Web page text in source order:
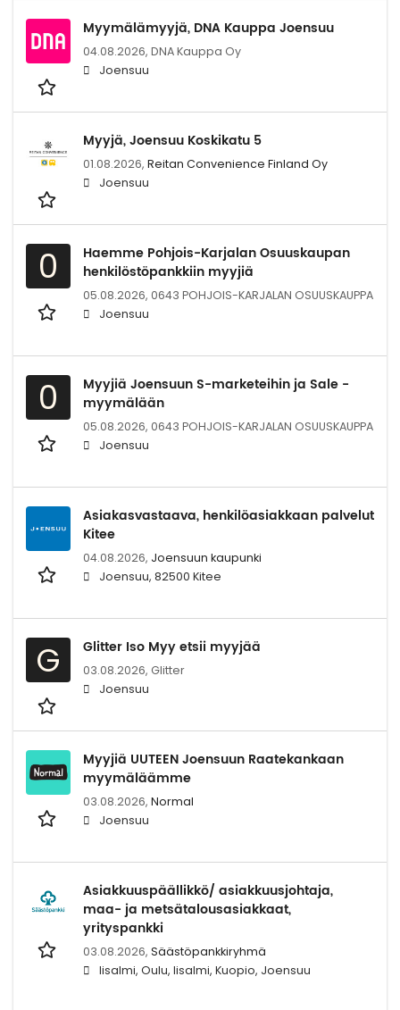
Myymälämyyjä, DNA Kauppa Joensuu
04.08.2026, DNA Kauppa Oy
Joensuu
Myyjä, Joensuu Koskikatu 5
01.08.2026, Reitan Convenience Finland Oy
Joensuu
0
Haemme Pohjois-Karjalan Osuuskaupan
henkilöstöpankkiin myyjiä
05.08.2026, 0643 POHJOIS-KARJALAN OSUUSKAUPPA
Joensuu
0
Myyjiä Joensuun S-marketeihin ja Sale -
myymälään
05.08.2026, 0643 POHJOIS-KARJALAN OSUUSKAUPPA
Joensuu
Asiakasvastaava, henkilöasiakkaan palvelut
Kitee
04.08.2026, Joensuun kaupunki
Joensuu, 82500 Kitee
G Glitter Iso Myy etsii myyjää
03.08.2026, Glitter
Joensuu
Myyjiä UUTEEN Joensuun Raatekankaan
myymäläämme
03.08.2026, Normal
Joensuu
Asiakkuuspäällikkö/ asiakkuusjohtaja,
maa- ja metsätalousasiakkaat,
yrityspankki
03.08.2026, Säästöpankkiryhmä
Iisalmi, Oulu, Iisalmi, Kuopio, Joensuu